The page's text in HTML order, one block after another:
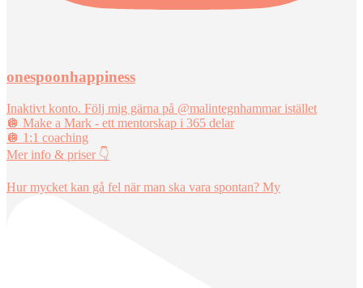
onespoonhappiness
Inaktivt konto. Följ mig gärna på @malintegnhammar istället
🪩 Make a Mark - ett mentorskap i 365 delar
🪩 1:1 coaching
Mer info & priser 👇
Hur mycket kan gå fel när man ska vara spontan? My